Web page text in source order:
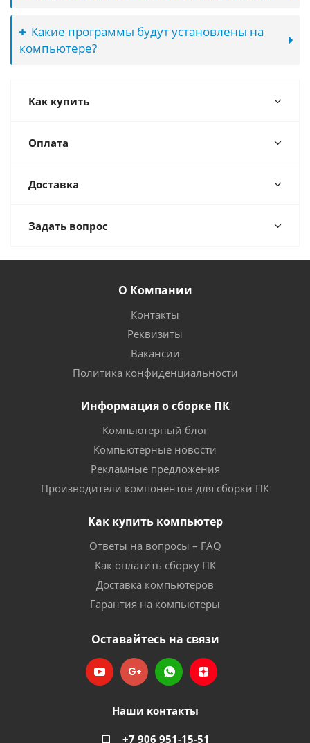
Какие программы будут установлены на
компьютере?
Как купить
Оплата
Доставка
Задать вопрос
О Компании
Контакты
Реквизиты
Вакансии
Политика конфиденциальности
Информация о сборке ПК
Компьютерный блог
Компьютерные новости
Рекламные предложения
Производители компонентов для сборки ПК
Как купить компьютер
Ответы на вопросы – FAQ
Как оплатить сборку ПК
Доставка компьютеров
Гарантия на компьютеры
Оставайтесь на связи
Наши контакты
+7 906 951-15-51